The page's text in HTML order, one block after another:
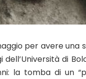
per avere una
di
la tomba di un